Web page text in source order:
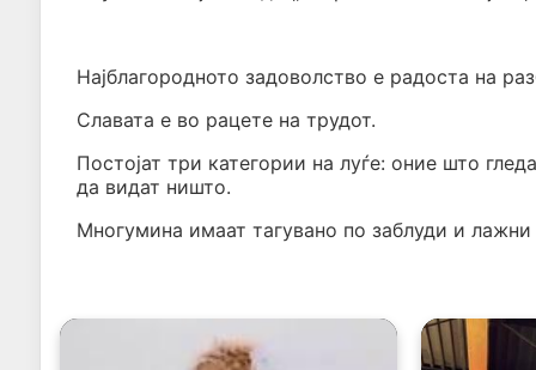
Најблагородното задоволство е радоста на
Славата е во рацете на трудот.
Постојат три категории на луѓе: оние што
да видат ништо.
Многумина имаат тагувано по заблуди и